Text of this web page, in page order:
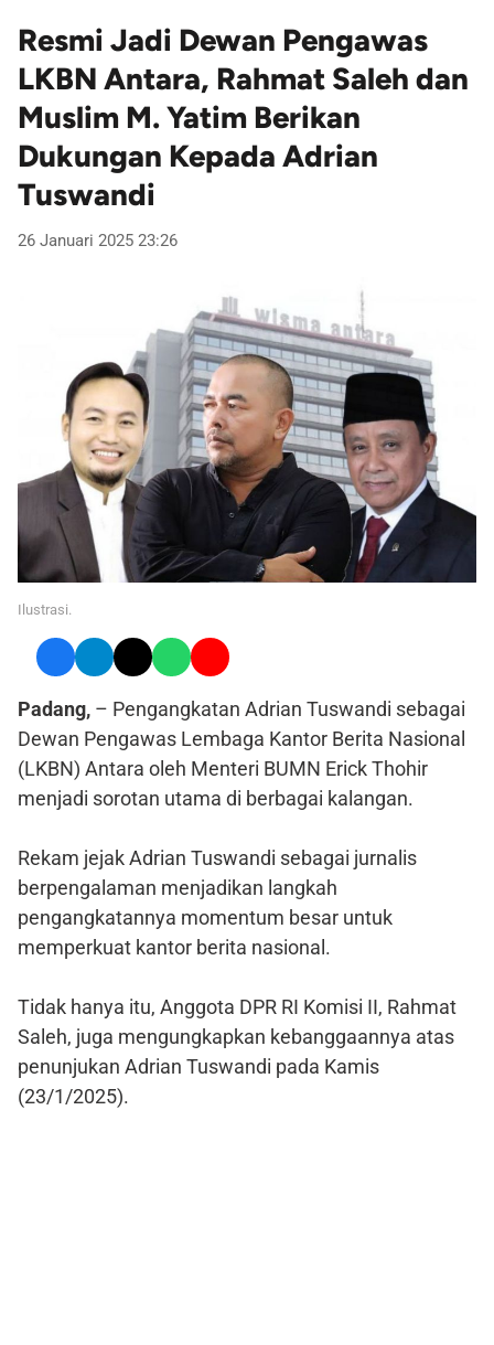
Resmi Jadi Dewan Pengawas
LKBN Antara, Rahmat Saleh dan
Muslim M. Yatim Berikan
Dukungan Kepada Adrian
Tuswandi
26 Januari 2025 23:26
Ilustrasi.
Padang, – Pengangkatan Adrian Tuswandi sebagai
Dewan Pengawas Lembaga Kantor Berita Nasional
(LKBN) Antara oleh Menteri BUMN Erick Thohir
menjadi sorotan utama di berbagai kalangan.
Rekam jejak Adrian Tuswandi sebagai jurnalis
berpengalaman menjadikan langkah
pengangkatannya momentum besar untuk
memperkuat kantor berita nasional.
Tidak hanya itu, Anggota DPR RI Komisi II, Rahmat
Saleh, juga mengungkapkan kebanggaannya atas
penunjukan Adrian Tuswandi pada Kamis
(23/1/2025).